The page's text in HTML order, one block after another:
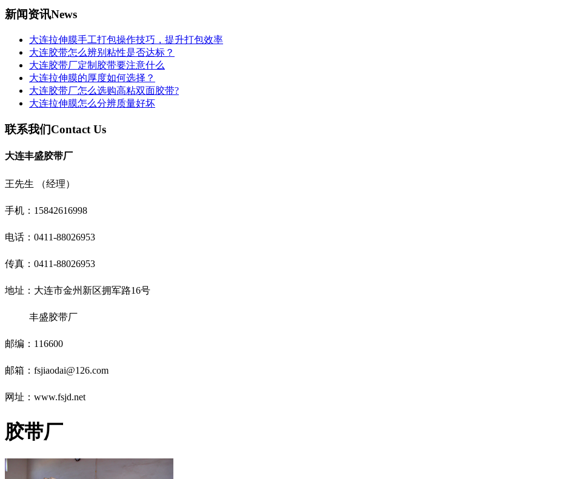
新闻资讯News
大连拉伸膜手工打包操作技巧，提升打包效率
大连胶带怎么辨别粘性是否达标？
大连胶带厂定制胶带要注意什么
大连拉伸膜的厚度如何选择？
大连胶带厂怎么选购高粘双面胶带?
大连拉伸膜怎么分辨质量好坏
联系我们Contact Us
大连丰盛胶带厂
王先生 （经理）
手机： 15842616998
电话： 0411-88026953
传真： 0411-88026953
地址： 大连市金州新区拥军路16号
丰盛胶带厂
邮编： 116600
邮箱： fsjiaodai@126.com
网址：www.fsjd.net
胶带厂